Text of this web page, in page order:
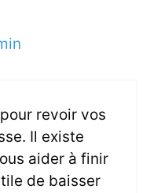
revoir vos
Il existe
aider à finir
de baisser